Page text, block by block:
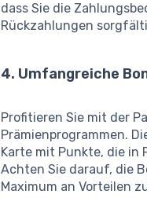
dass Sie die
Rückzahlungen
4. Umfangreiche
Profitieren Sie mit der
Prämienprogrammen.
Karte mit Punkte, die in
Achten Sie darauf, die
Maximum an Vorteilen